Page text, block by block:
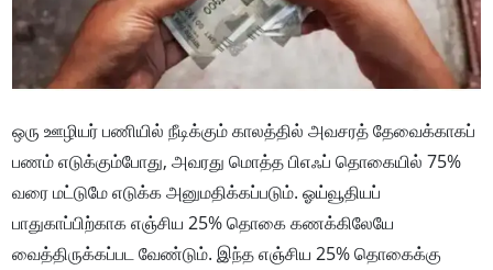
ஒரு ஊழியர் பணியில் நீடிக்கும் காலத்தில் அவசரத் தேவைக்காகப்
பணம் எடுக்கும்போது, அவரது மொத்த பிஎஃப் தொகையில் 75%
வரை மட்டுமே எடுக்க அனுமதிக்கப்படும். ஓய்வூதியப்
பாதுகாப்பிற்காக எஞ்சிய 25% தொகை கணக்கிலேயே
வைத்திருக்கப்பட வேண்டும். இந்த எஞ்சிய 25% தொகைக்கு